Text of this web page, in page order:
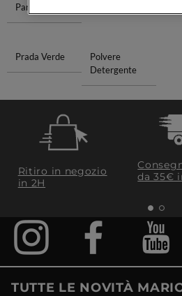
Parfum
Prada Verde
Polvere
Detergente
Ritiro in negozio
in 2H
da 35€​
TUTTE LE NOVITÀ